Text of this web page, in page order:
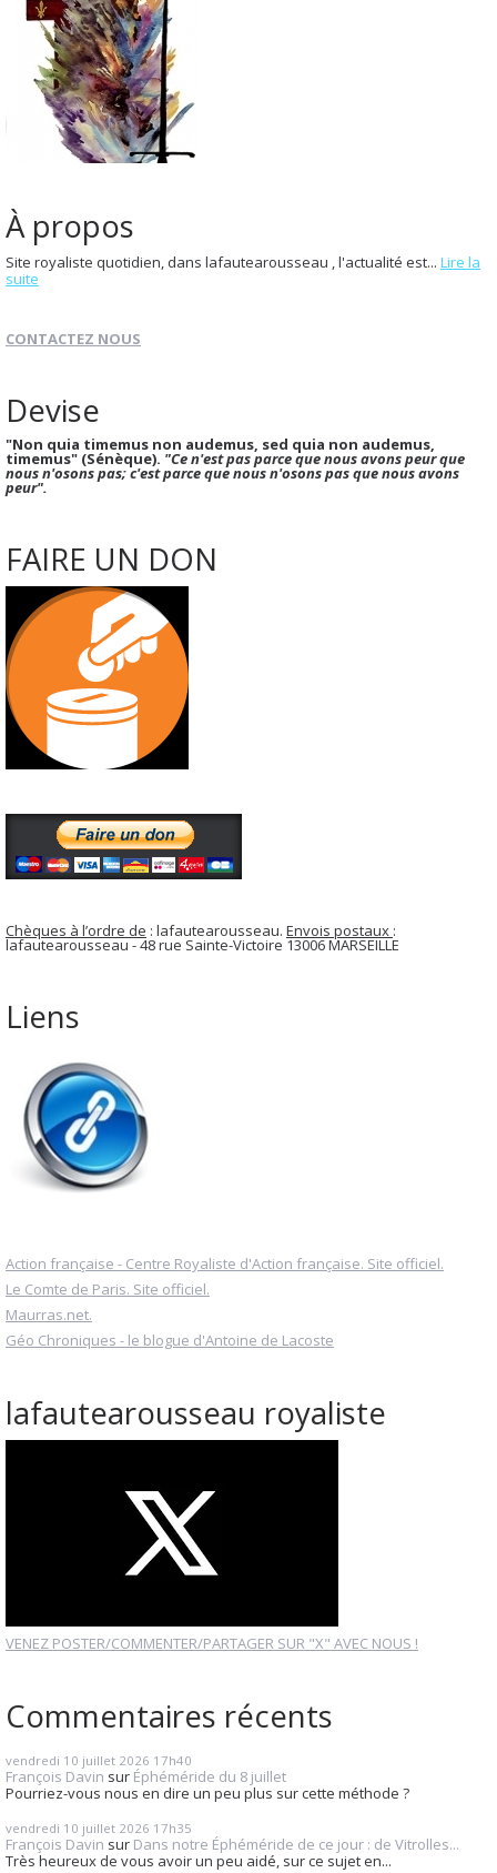
À propos
Site royaliste quotidien, dans lafautearousseau , l'actualité est... Lire la
suite
CONTACTEZ NOUS
Devise
"Non quia timemus non audemus, sed quia non audemus,
timemus" (Sénèque). "Ce n'est pas parce que nous avons peur que
nous n'osons pas; c'est parce que nous n'osons pas que nous avons
peur".
FAIRE UN DON
Chèques à l’ordre de : lafautearousseau. Envois postaux :
lafautearousseau - 48 rue Sainte-Victoire 13006 MARSEILLE
Liens
Action française - Centre Royaliste d'Action française. Site officiel.
Le Comte de Paris. Site officiel.
Maurras.net.
Géo Chroniques - le blogue d'Antoine de Lacoste
lafautearousseau royaliste
VENEZ POSTER/COMMENTER/PARTAGER SUR "X" AVEC NOUS !
Commentaires récents
vendredi 10 juillet 2026 17h40
François Davin sur Éphéméride du 8 juillet
Pourriez-vous nous en dire un peu plus sur cette méthode ?
vendredi 10 juillet 2026 17h35
François Davin sur Dans notre Éphéméride de ce jour : de Vitrolles...
Très heureux de vous avoir un peu aidé, sur ce sujet en...